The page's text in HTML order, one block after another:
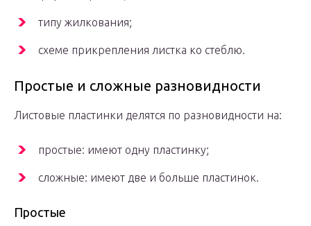
типу жилкования;
схеме прикрепления листка ко стеблю.
Простые и сложные разновидности
Листовые пластинки делятся по разновидности на:
простые: имеют одну пластинку;
сложные: имеют две и больше пластинок.
Простые